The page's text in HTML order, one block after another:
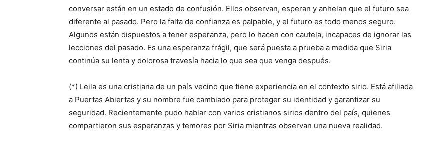
conversar están en un estado de confusión. Ellos observan, esperan y anhelan que el futuro sea
diferente al pasado. Pero la falta de confianza es palpable, y el futuro es todo menos seguro.
Algunos están dispuestos a tener esperanza, pero lo hacen con cautela, incapaces de ignorar las
lecciones del pasado. Es una esperanza frágil, que será puesta a prueba a medida que Siria
continúa su lenta y dolorosa travesía hacia lo que sea que venga después.
(*) Leila es una cristiana de un país vecino que tiene experiencia en el contexto sirio. Está afiliada
a Puertas Abiertas y su nombre fue cambiado para proteger su identidad y garantizar su
seguridad. Recientemente pudo hablar con varios cristianos sirios dentro del país, quienes
compartieron sus esperanzas y temores por Siria mientras observan una nueva realidad.